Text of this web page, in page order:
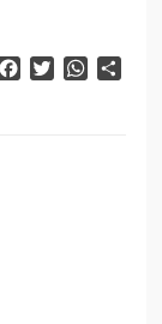
FacebookTwitter